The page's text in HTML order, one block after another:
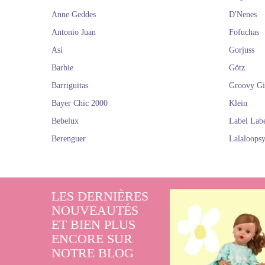
Vous êtes
Anne Geddes
Antonio Juan
Así
Barbie
Barriguitas
Bayer Chic 2000
Bebelux
Berenguer
D'Nenes
Fofuchas
Gorjuss
Götz
Groovy
Klein
Label
Lalaloopsy
LES DERNIÈRES
NOUVEAUTÉS
ET BIEN PLUS
ENCORE SUR
NOTRE BLOG